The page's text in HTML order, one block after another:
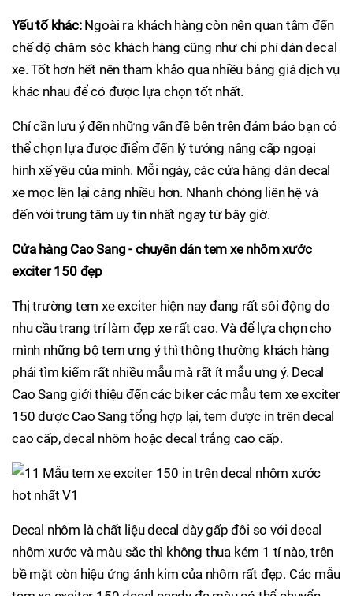
Yếu tố khác:Ngoài ra khách hàng còn nên quan tâm đến
chế độ chăm sóc khách hàng cũng như chi phí dán decal
xe. Tốt hơn hết nên tham khảo qua nhiều bảng giá dịch vụ
khác nhau để có được lựa chọn tốt nhất.
Chỉ cần lưu ý đến những vấn đề bên trên đảm bảo bạn có
thể chọn lựa được điểm đến lý tưởng nâng cấp ngoại
hình xế yêu của mình. Mỗi ngày, các cửa hàng dán decal
xe mọc lên lại càng nhiều hơn. Nhanh chóng liên hệ và
đến với trung tâm uy tín nhất ngay từ bây giờ.
Cửa hàng Cao Sang - chuyên dán tem xe nhôm xước
exciter 150 đẹp
Thị trường tem xe exciter hiện nay đang rất sôi động do
nhu cầu trang trí làm đẹp xe rất cao. Và để lựa chọn cho
mình những bộ tem ưng ý thì thông thường khách hàng
phải tìm kiếm rất nhiều mẫu mà rất ít mẫu ưng ý. Decal
Cao Sang giới thiệu đến các biker các mẫu tem xe exciter
150 được Cao Sang tổng hợp lại, tem được in trên decal
cao cấp, decal nhôm hoặc decal trắng cao cấp.
Decal nhôm là chất liệu decal dày gấp đôi so với decal
nhôm xước và màu sắc thì không thua kém 1 tí nào, trên
bề mặt còn hiệu ứng ánh kim của nhôm rất đẹp. Các mẫu